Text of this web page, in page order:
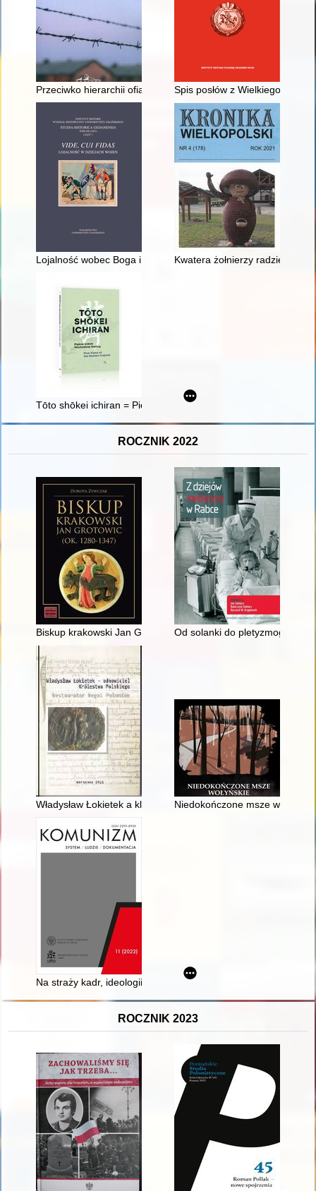
Przeciwko hierarchii ofiar : wyzwania związane z
Spis posłów z Wielkiego
Lojalność wobec Boga i cnót rycerskich w "Le livre de
Kwatera żołnierzy radzieckich
Tōto shōkei ichiran = Piękne widoki Wschodniej Stolicy
ROCZNIK 2022
Biskup krakowski Jan Grotowic (ok. 1280-1347)
Od solanki do pletyzmografu
Władysław Łokietek a klasztor cystersów w Szczyrzycu
Niedokończone msze wołyńskie
Na straży kadr, ideologii i planu produkcji : podstawowe
ROCZNIK 2023